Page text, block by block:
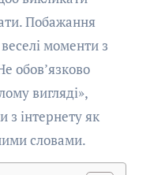
Побажання
моменти з
обов’язково
вигляді»,
з інтернету як
словами.